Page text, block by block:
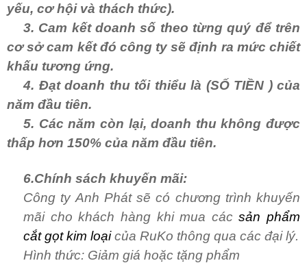
yếu, cơ hội và thách thức).
3. Cam kết doanh số theo từng quý để trên
cơ sở cam kết đó công ty sẽ định ra mức chiết
khấu tương ứng.
4. Đạt doanh thu tối thiểu là (SỐ TIỀN ) của
năm đầu tiên.
5. Các năm còn lại, doanh thu không được
thấp hơn 150% của năm đầu tiên.
6.Chính sách khuyến mãi:
Công ty Anh Phát sẽ có chương trình khuyến
mãi cho khách hàng khi mua cácsản phẩm
cắt gọt kim loạicủa RuKo thông qua các đại lý.
Hình thức: Giảm giá hoặc tặng phẩm